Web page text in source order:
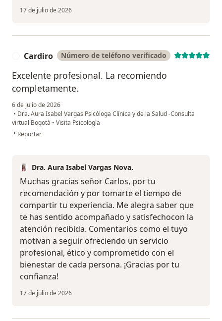
17 de julio de 2026
Cardiro Número de teléfono verificado
Excelente profesional. La recomiendo
completamente.
6 de julio de 2026
• Dra. Aura Isabel Vargas Psicóloga Clínica y de la Salud -Consulta
virtual Bogotá • Visita Psicología
• en opinión del usuario Cardiro
Reportar
Dra. Aura Isabel Vargas Nova.
Muchas gracias señor Carlos, por tu
recomendación y por tomarte el tiempo de
compartir tu experiencia. Me alegra saber que
te has sentido acompañado y satisfechocon la
atención recibida. Comentarios como el tuyo
motivan a seguir ofreciendo un servicio
profesional, ético y comprometido con el
bienestar de cada persona. ¡Gracias por tu
confianza!
17 de julio de 2026